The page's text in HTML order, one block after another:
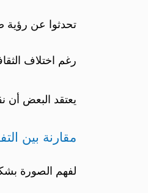
تحدثوا عن رؤية
رغم اختلاف
يعتقد البعض
مقارنة بين
لفهم الصورة